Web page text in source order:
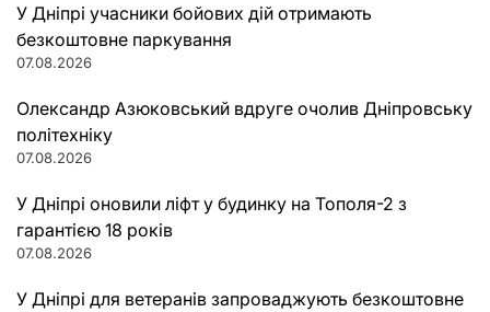
У Дніпрі учасники бойових дій отримають
безкоштовне паркування
07.08.2026
Олександр Азюковський вдруге очолив Дніпровську
політехніку
07.08.2026
У Дніпрі оновили ліфт у будинку на Тополя-2 з
гарантією 18 років
07.08.2026
У Дніпрі для ветеранів запроваджують безкоштовне